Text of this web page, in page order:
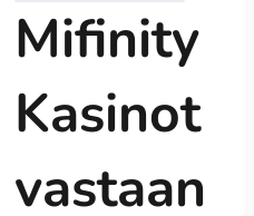
Mifinity
Kasinot
vastaan